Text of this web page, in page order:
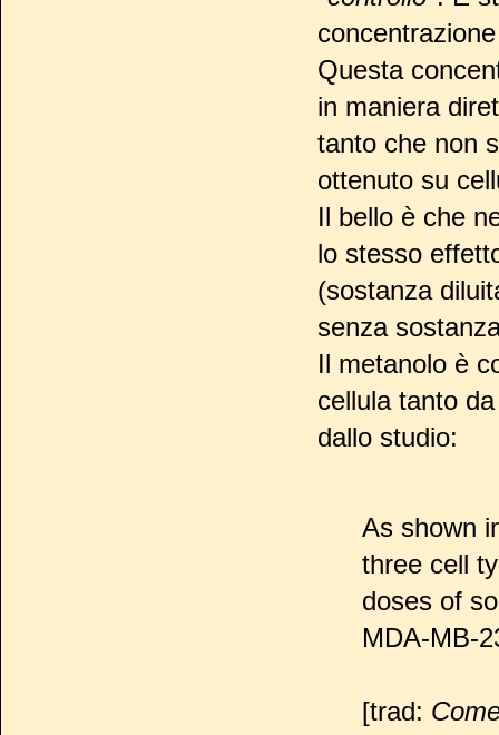
Questa
in maniera
tanto che non
ottenuto su
Il bello è che
lo stesso
(sostanza
senza
Il metanolo è
cellula tanto
dallo studio:
As shown
three cell
doses of
MDA-MB-
[trad: